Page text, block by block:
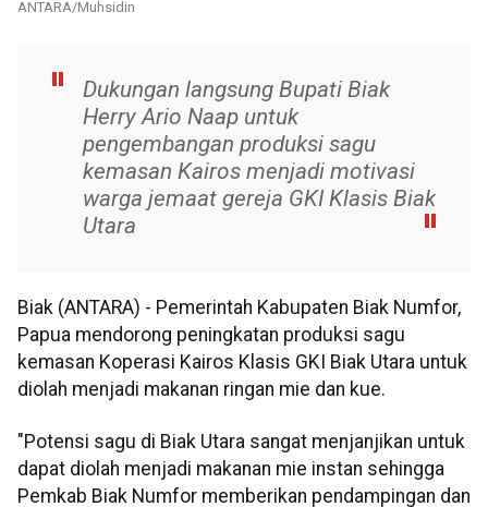
ANTARA/Muhsidin
Dukungan langsung Bupati Biak
Herry Ario Naap untuk
pengembangan produksi sagu
kemasan Kairos menjadi motivasi
warga jemaat gereja GKI Klasis Biak
Utara
Biak (ANTARA) - Pemerintah Kabupaten Biak Numfor,
Papua mendorong peningkatan produksi sagu
kemasan Koperasi Kairos Klasis GKI Biak Utara untuk
diolah menjadi makanan ringan mie dan kue.
"Potensi sagu di Biak Utara sangat menjanjikan untuk
dapat diolah menjadi makanan mie instan sehingga
Pemkab Biak Numfor memberikan pendampingan dan